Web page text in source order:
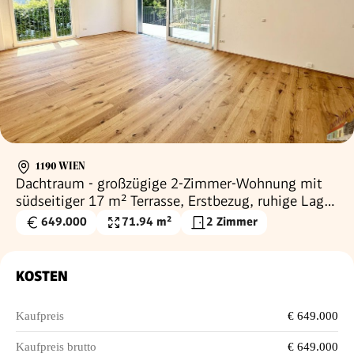
1190 WIEN
Dachtraum - großzügige 2-Zimmer-Wohnung mit
südseitiger 17 m² Terrasse, Erstbezug, ruhige Lage
im Dachgeschoss ohne Schrägen
Kaufpreis
649.000
Wohnfläche
71.94 m² 2 Zimmer
KOSTEN
Kaufpreis € 649.000
Kaufpreis brutto € 649.000